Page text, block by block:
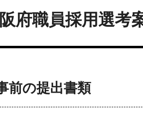
府職員採用選考
の提出書類